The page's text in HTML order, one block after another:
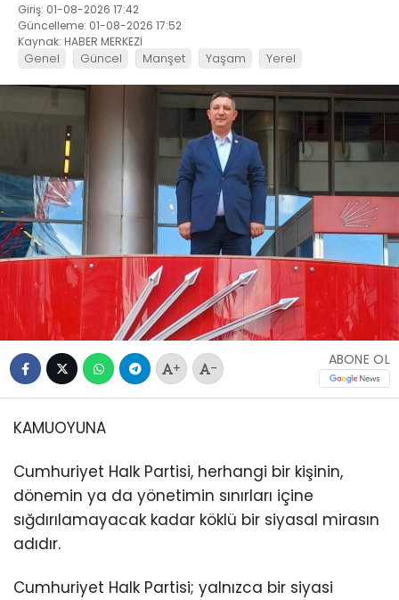
Giriş: 01-08-2026 17:42
Güncelleme: 01-08-2026 17:52
Kaynak: HABER MERKEZİ
Genel Güncel Manşet Yaşam Yerel
+ -
ABONE OL
KAMUOYUNA
Cumhuriyet Halk Partisi, herhangi bir kişinin,
dönemin ya da yönetimin sınırları içine
sığdırılamayacak kadar köklü bir siyasal mirasın
adıdır.
Cumhuriyet Halk Partisi; yalnızca bir siyasi